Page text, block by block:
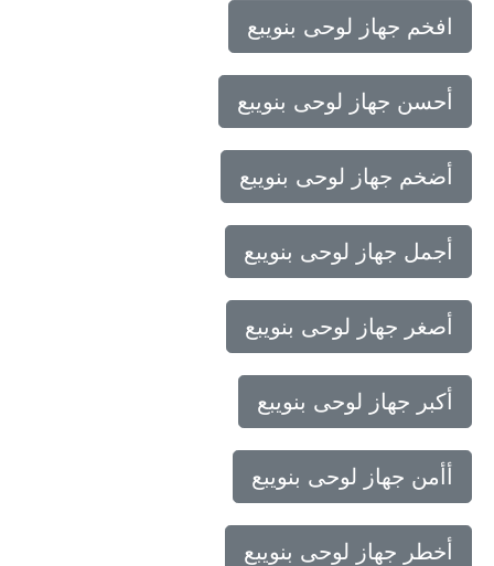
افخم جهاز لوحى بنويبع
أحسن جهاز لوحى بنويبع
أضخم جهاز لوحى بنويبع
أجمل جهاز لوحى بنويبع
أصغر جهاز لوحى بنويبع
أكبر جهاز لوحى بنويبع
أأمن جهاز لوحى بنويبع
أخطر جهاز لوحى بنويبع